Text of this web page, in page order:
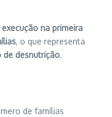
na primeira
, o que representa
de desnutrição.
de famílias